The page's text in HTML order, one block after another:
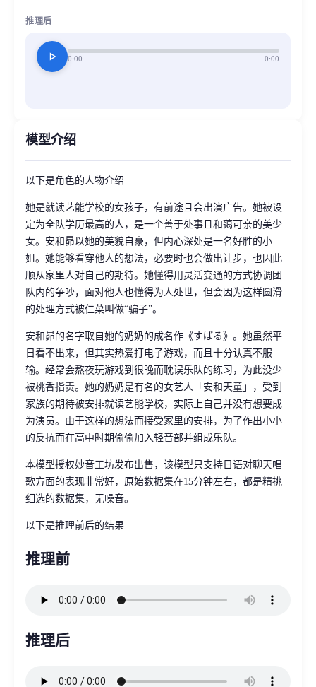
推理后
play_arrow 0:00 0:00
模型介绍
以下是角色的人物介绍
她是就读艺能学校的女孩子，有前途且会出演广告。她被设
定为全队学历最高的人，是一个善于处事且和蔼可亲的美少
女。安和昴以她的美貌自豪，但内心深处是一名好胜的小
姐。她能够看穿他人的想法，必要时也会做出让步，也因此
顺从家里人对自己的期待。她懂得用灵活变通的方式协调团
队内的争吵，面对他人也懂得为人处世，但会因为这样圆滑
的处理方式被仁菜叫做“骗子”。
安和昴的名字取自她的奶奶的成名作《すばる》。她虽然平
日看不出来，但其实热爱打电子游戏，而且十分认真不服
输。经常会熬夜玩游戏到很晚而耽误乐队的练习，为此没少
被桃香指责。她的奶奶是有名的女艺人「安和天童」，受到
家族的期待被安排就读艺能学校，实际上自己并没有想要成
为演员。由于这样的想法而接受家里的安排，为了作出小小
的反抗而在高中时期偷偷加入轻音部并组成乐队。
本模型授权妙音工坊发布出售，该模型只支持日语对聊天唱
歌方面的表现非常好，原始数据集在15分钟左右，都是精挑
细选的数据集，无噪音。
以下是推理前后的结果
推理前
推理后